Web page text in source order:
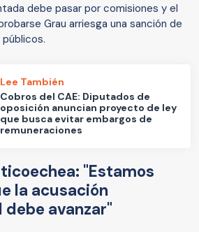
debe pasar por comisiones y el
Grau arriesga una sanción de
Lee También
Cobros del CAE: Diputados de
oposición anuncian proyecto de ley
que busca evitar embargos de
remuneraciones
"Estamos
la acusación
avanzar"